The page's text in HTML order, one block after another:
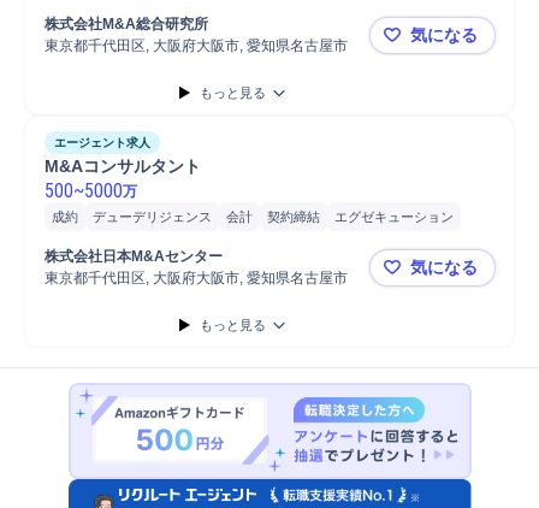
株式会社M&A総合研究所
東京都千代田区, 大阪府大阪市, 愛知県名古屋市
【M&Aアド
気になる
もっと見る
エージェント求人
M&Aコンサルタント
500~5000万
成約 デューデリジェンス 会計 契約締結
エグゼキューション
提案
条件交渉
財務/会計コンサルティング
会計コンサルティング
会計デューデリ
M&A関連業務
株式会社日本M&Aセンター
東京都千代田区, 大阪府大阪市, 愛知県名古屋市
M&Aコンサ
気になる
もっと見る